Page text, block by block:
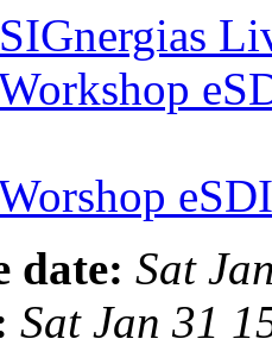
date: Sat
Sat Jan 31